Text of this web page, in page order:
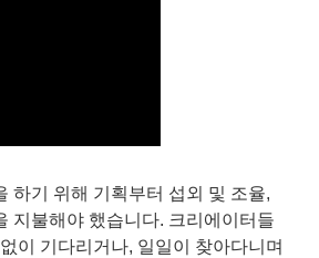
하기 위해 기획부터 섭외 및 조율,
지불해야 했습니다. 크리에이터들
이 기다리거나, 일일이 찾아다니며